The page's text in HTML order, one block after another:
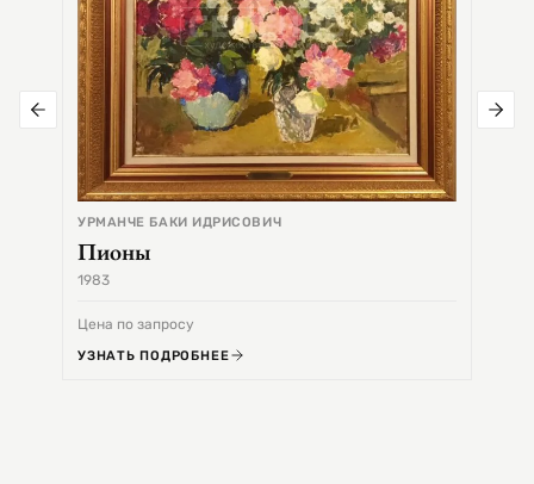
УРМАНЧЕ БАКИ ИДРИСОВИЧ
Пионы
1983
Цена по запросу
УЗНАТЬ ПОДРОБНЕЕ